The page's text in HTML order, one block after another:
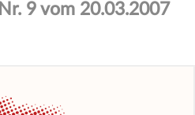
9 vom 20.03.2007